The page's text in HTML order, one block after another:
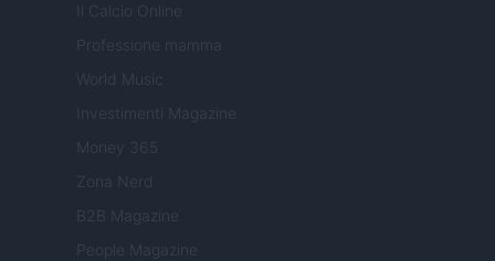
Il Calcio Online
Professione mamma
World Music
Investimenti Magazine
Money 365
Zona Nerd
B2B Magazine
People Magazine